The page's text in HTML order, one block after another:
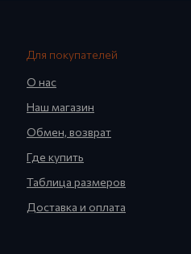
Для покупателей
О нас
Наш магазин
Обмен, возврат
Где купить
Таблица размеров
Доставка и оплата